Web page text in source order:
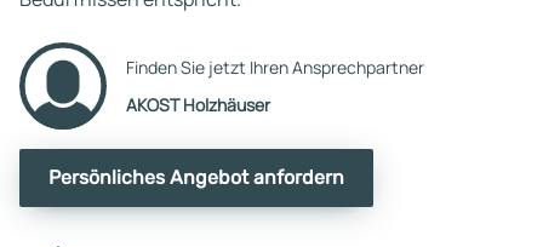
Finden Sie jetzt Ihren Ansprechpartner
AKOST Holzhäuser
Persönliches Angebot anfordern